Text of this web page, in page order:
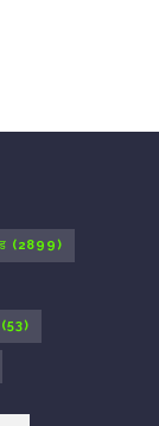
(2899)
(53)